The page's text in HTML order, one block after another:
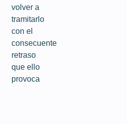
volver a
tramitarlo
con el
consecuente
retraso
que ello
provoca